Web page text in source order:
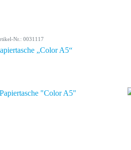
Nr.: 0031117
„Color A5“